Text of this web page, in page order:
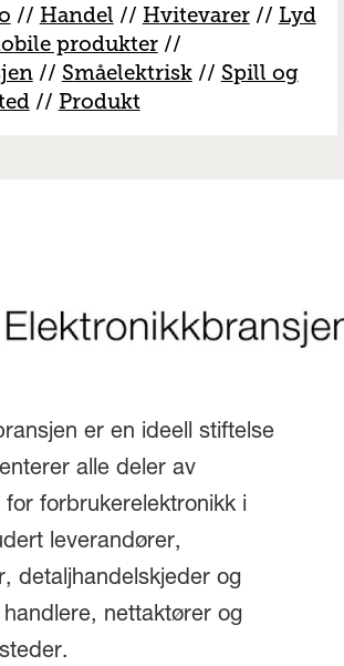
// Handel // Hvitevarer// Lyd
produkter//
// Småelektrisk// Spill og
// Produkt
er en ideell stiftelse
alle deler av
forbrukerelektronikk i
leverandører,
detaljhandelskjeder og
nettaktører og